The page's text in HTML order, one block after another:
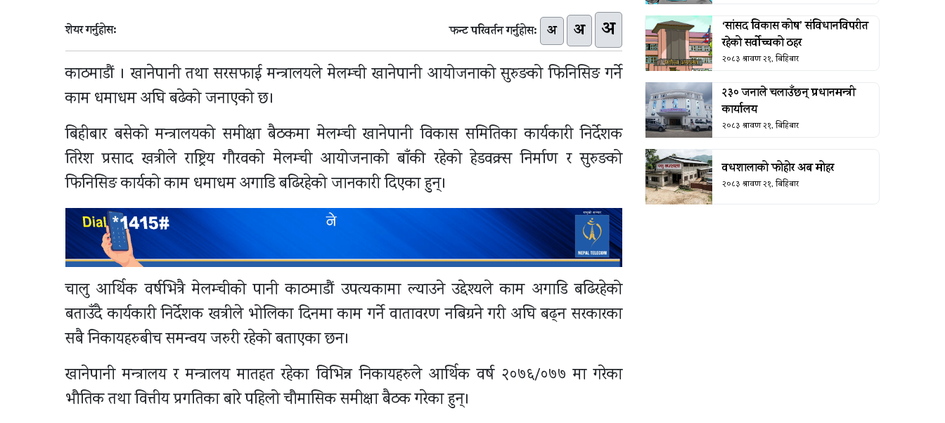
शेयर गर्नुहोस: फन्ट परिवर्तन गर्नुहोस: अ अ अ
काठमाडौं । खानेपानी तथा सरसफाई मन्त्रालयले मेलम्ची खानेपानी आयोजनाको सुरुङको फिनिसिङ गर्ने
काम धमाधम अघि बढेको जनाएको छ।
बिहीबार बसेको मन्त्रालयको समीक्षा बैठकमा मेलम्ची खानेपानी विकास समितिका कार्यकारी निर्देशक
तिरेश प्रसाद खत्रीले राष्ट्रिय गौरवको मेलम्ची आयोजनाको बाँकी रहेको हेडवक्र्स निर्माण र सुरुङको
फिनिसिङ कार्यको काम धमाधम अगाडि बढिरहेको जानकारी दिएका हुन्।
चालु आर्थिक वर्षभित्रै मेलम्चीको पानी काठमाडौं उपत्यकामा ल्याउने उद्देश्यले काम अगाडि बढिरहेको
बताउँदै कार्यकारी निर्देशक खत्रीले भोलिका दिनमा काम गर्ने वातावरण नबिग्रने गरी अघि बढ्न सरकारका
सबै निकायहरुबीच समन्वय जरुरी रहेको बताएका छन।
खानेपानी मन्त्रालय र मन्त्रालय मातहत रहेका विभिन्न निकायहरुले आर्थिक वर्ष २०७६/०७७ मा गरेका
भौतिक तथा वित्तीय प्रगतिका बारे पहिलो चौमासिक समीक्षा बैठक गरेका हुन्।
‘सांसद विकास कोष’ संविधानविपरीत
रहेको सर्वोच्चको ठहर
२०८३ श्रावण २१, बिहिबार
२३० जनाले चलाउँछन् प्रधानमन्त्री
कार्यालय
२०८३ श्रावण २१, बिहिबार
वधशालाको फोहोर अब मोहर
२०८३ श्रावण २१, बिहिबार